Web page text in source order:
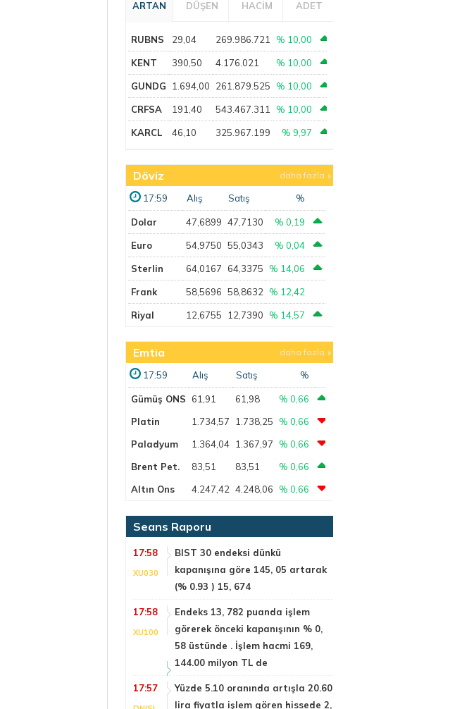
ARTAN DÜŞEN HACİM ADET
RUBNS 29,04 269.986.721 % 10,00
KENT 390,50 4.176.021 % 10,00
GUNDG 1.694,00 261.879.525 % 10,00
CRFSA 191,40 543.467.311 % 10,00
KARCL 46,10 325.967.199 % 9,97
Döviz daha fazla
17:59 Alış Satış %
Dolar 47,6899 47,7130 % 0,19
Euro 54,9750 55,0343 % 0,04
Sterlin 64,0167 64,3375 % 14,06
Frank 58,5696 58,8632 % 12,42
Riyal 12,6755 12,7390 % 14,57
Emtia daha fazla
17:59 Alış Satış %
Gümüş ONS 61,91 61,98
% 0,66
Platin
1.734,57 1.738,25
% 0,66
Paladyum
1.364,04 1.367,97
% 0,66
Brent Pet.
83,51 83,51
% 0,66
Altın Ons
4.247,42 4.248,06 % 0,66
Seans Raporu
17:58
XU030
BIST 30 endeksi dünkü
kapanışına göre 145, 05 artarak
(% 0.93 ) 15, 674
17:58
XU100
Endeks 13, 782 puanda işlem
görerek önceki kapanışının % 0,
58 üstünde . İşlem hacmi 169,
144.00 milyon TL de
17:57
Yüzde 5.10 oranında artışla 20.60
lira fiyatla işlem gören hissede 2,